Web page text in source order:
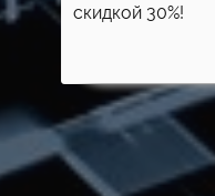
скидкой 30%!